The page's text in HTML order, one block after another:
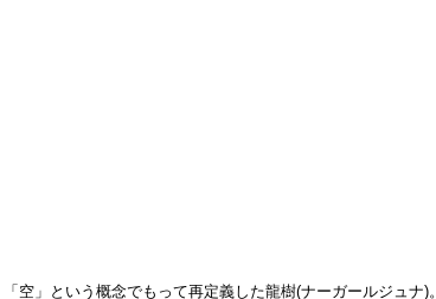
空」という概念でもって再定義した龍樹(ナーガールジュナ)。